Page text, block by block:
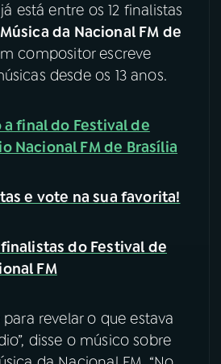
Facebook
está entre os 12 finalistas
da Nacional FM de
compositor escreve
desde os 13 anos.
a final do Festival de
Nacional FM de Brasília
e vote na sua favorita!
do Festival de
FM
para revelar o que estava
disse o músico sobre